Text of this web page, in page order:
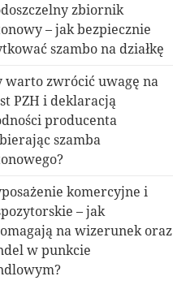
zbiornik
– jak bezpiecznie
szambo na działkę
warto zwrócić uwagę na
PZH i deklaracją
producenta
szamba
komercyjne i
– jak
na wizerunek oraz
w punkcie